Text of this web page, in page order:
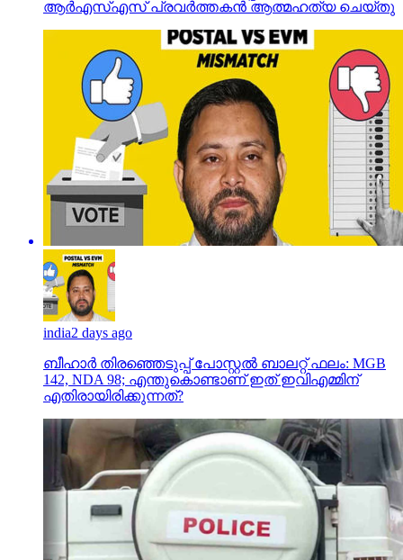
ആര്‍എസ്എസ് പ്രവര്‍ത്തകന്‍ ആത്മഹത്യ ചെയ്തു
india2 days ago
ബീഹാർ തിരഞ്ഞെടുപ്പ് പോസ്റ്റൽ ബാലറ്റ് ഫലം: MGB
142, NDA 98; എന്തുകൊണ്ടാണ് ഇത് ഇവിഎമ്മിന്
എതിരായിരിക്കുന്നത്?